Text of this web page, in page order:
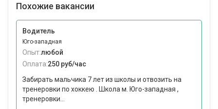
Похожие вакансии
Водитель
Юго-западная
Опыт:любой
Оплата:250 руб/час
Забирать мальчика 7 лет из школы и отвозить на
тренеровки по хоккею . Школа м. Юго-западная ,
тренеровки...